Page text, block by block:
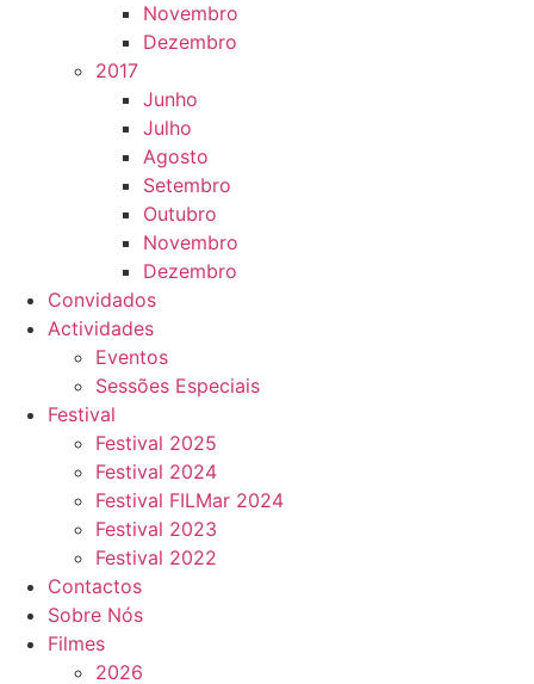
Novembro
Dezembro
2017
Junho
Julho
Agosto
Setembro
Outubro
Novembro
Dezembro
Convidados
Actividades
Eventos
Sessões Especiais
Festival
Festival 2025
Festival 2024
Festival FILMar 2024
Festival 2023
Festival 2022
Contactos
Sobre Nós
Filmes
2026